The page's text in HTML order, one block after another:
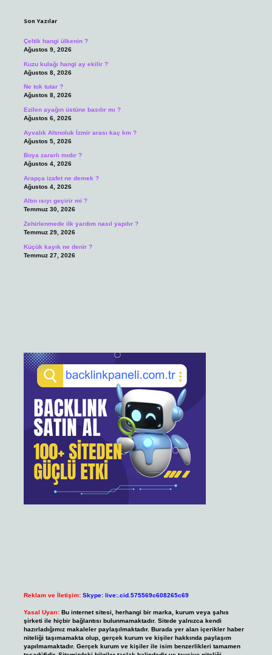
Son Yazılar
Çeltik hangi ülkenin ?
Ağustos 9, 2026
Kuzu kulağı hangi ay ekilir ?
Ağustos 8, 2026
Ne tok tutar ?
Ağustos 8, 2026
Ezilen ayağın üstüne basılır mı ?
Ağustos 6, 2026
Ayvalık Altınoluk İzmir arası kaç km ?
Ağustos 5, 2026
Boya zararlı mıdır ?
Ağustos 4, 2026
Arapça izafet ne demek ?
Ağustos 4, 2026
Altın ısıyı geçirir mi ?
Temmuz 30, 2026
Zehirlenmede ilk yardım nasıl yapılır ?
Temmuz 29, 2026
Küçük kayık ne denir ?
Temmuz 27, 2026
Reklam ve İletişim: Skype: live:.cid.575569c608265c69
Yasal Uyarı: Bu internet sitesi, herhangi bir marka, kurum veya şahıs
şirketi ile hiçbir bağlantısı bulunmamaktadır. Sitede yalnızca kendi
hazırladığımız makaleler paylaşılmaktadır. Burada yer alan içerikler haber
niteliği taşımamakta olup, gerçek kurum ve kişiler hakkında paylaşım
yapılmamaktadır. Gerçek kurum ve kişiler ile isim benzerlikleri tamamen